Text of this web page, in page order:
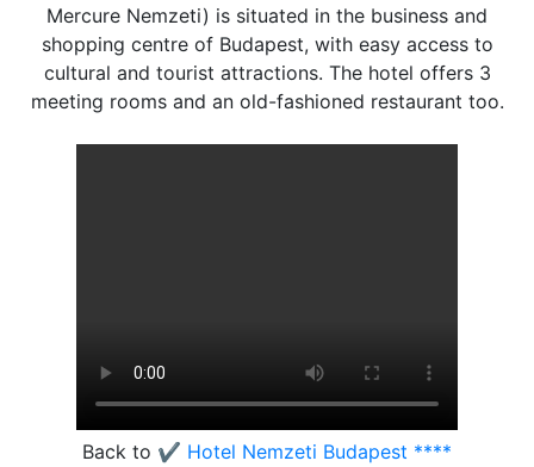
Mercure Nemzeti) is situated in the business and
shopping centre of Budapest, with easy access to
cultural and tourist attractions. The hotel offers 3
meeting rooms and an old-fashioned restaurant too.
Back to ✔️ Hotel Nemzeti Budapest ****